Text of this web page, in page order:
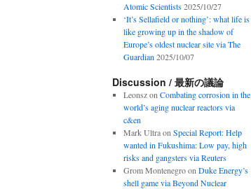
Atomic Scientists 2025/10/27
‘It’s Sellafield or nothing’: what life is
like growing up in the shadow of
Europe’s oldest nuclear site via The
Guardian 2025/10/07
Discussion / 最新の議論
Leonszon Combating corrosion in the
world’s aging nuclear reactors via
c&en
Mark Ultraon Special Report: Help
wanted in Fukushima: Low pay, high
risks and gangsters via Reuters
Grom Montenegroon Duke Energy’s
shell game via Beyond Nuclear